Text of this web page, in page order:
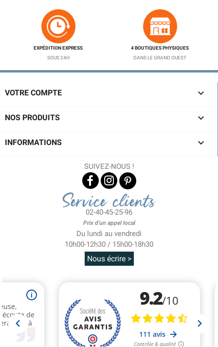
EXPÉDITION EXPRESS
SOUS 24H
4 BOUTIQUES PHYSIQUES
DANS LE GRAND OUEST
VOTRE COMPTE 
NOS PRODUITS 
INFORMATIONS 
SUIVEZ-NOUS !
Service clients
02-40-45-25-96
Prix d'un appel local
Du lundi au vendredi
10h00-12h30 / 15h00-18h30
Nous écrire >